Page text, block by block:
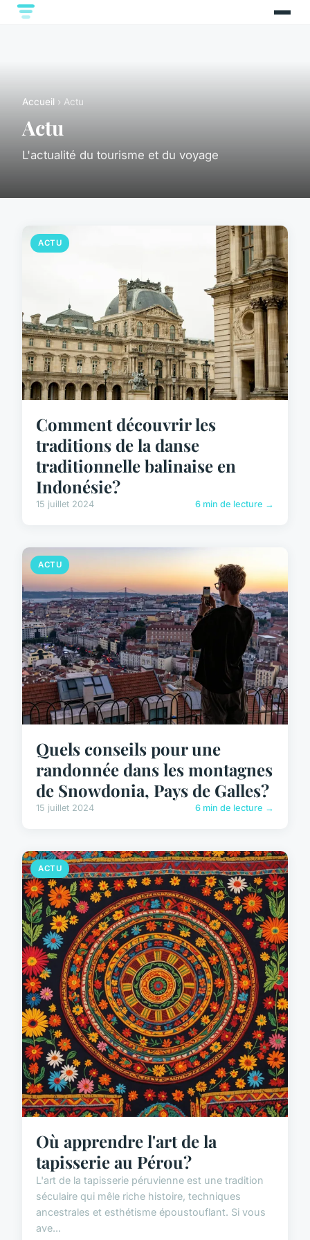
Accueil › Actu
Actu
L'actualité du tourisme et du voyage
ACTU
Comment découvrir les
traditions de la danse
traditionnelle balinaise en
Indonésie?
15 juillet 2024 6 min de lecture →
ACTU
Quels conseils pour une
randonnée dans les montagnes
de Snowdonia, Pays de Galles?
15 juillet 2024 6 min de lecture →
ACTU
Où apprendre l'art de la
tapisserie au Pérou?
L'art de la tapisserie péruvienne est une tradition
séculaire qui mêle riche histoire, techniques
ancestrales et esthétisme époustouflant. Si vous
ave...